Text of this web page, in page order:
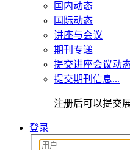
国内动态
国际动态
讲座与会议
期刊专递
提交讲座会议动
提交期刊信息...
注册后可以提交
登录